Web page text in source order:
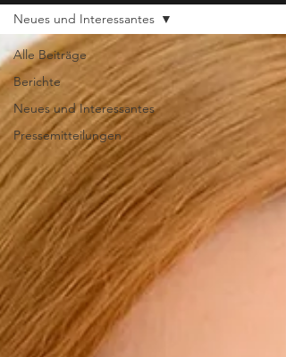
Alle Beiträge
Berichte
Neues und Interessantes
Pressemitteilungen
Neues und Interessantes